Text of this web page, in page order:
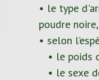
• le type
poudre noire,
• selon
• le poids
• le sexe